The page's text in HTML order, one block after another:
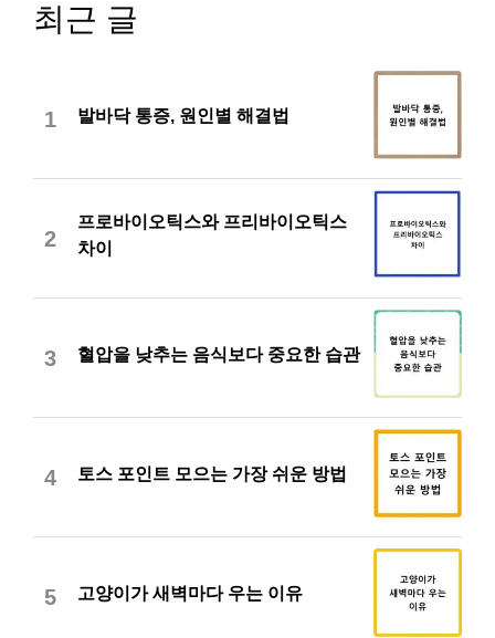
최근 글
1 발바닥 통증, 원인별 해결법
2
프로바이오틱스와 프리바이오틱스
차이
3 혈압을 낮추는 음식보다 중요한 습관
4 토스 포인트 모으는 가장 쉬운 방법
5 고양이가 새벽마다 우는 이유